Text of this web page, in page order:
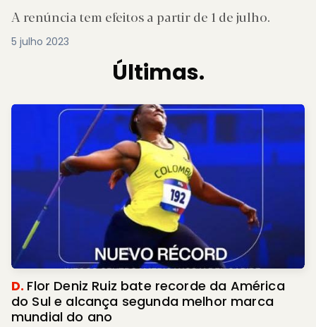
A renúncia tem efeitos a partir de 1 de julho.
5 julho 2023
Últimas.
D. Flor Deniz Ruiz bate recorde da América
do Sul e alcança segunda melhor marca
mundial do ano